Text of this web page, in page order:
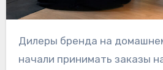
Дилеры бренда на домашнем рынке уже
начали принимать заказы